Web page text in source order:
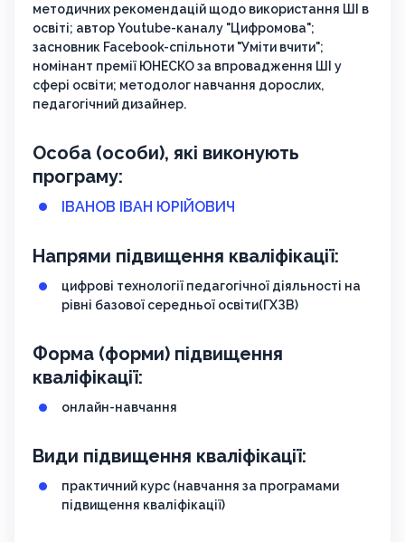
методичних рекомендацій щодо використання ШІ в
освіті; автор Youtube-каналу "Цифромова";
засновник Facebook-спільноти "Уміти вчити";
номінант премії ЮНЕСКО за впровадження ШІ у
сфері освіти; методолог навчання дорослих,
педагогічний дизайнер.
Особа (особи), які виконують
програму:
ІВАНОВ ІВАН ЮРІЙОВИЧ
Напрями підвищення кваліфікації:
цифрові технології педагогічної діяльності на
рівні базової середньої освіти(ГХЗВ)
Форма (форми) підвищення
кваліфікації:
онлайн-навчання
Види підвищення кваліфікації:
практичний курс (навчання за програмами
підвищення кваліфікації)